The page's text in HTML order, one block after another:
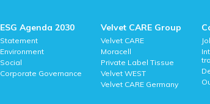
ESG Agenda 2030
Statement
Environment
Social
Corporate Governance
Velvet CARE Group
Velvet CARE
Moracell
Private Label Tissue
Velvet WEST
Velvet CARE Germany